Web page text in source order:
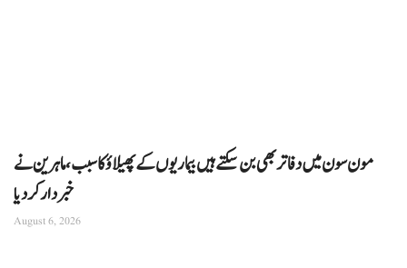
مون سون میں دفاتر بھی بن سکتے ہیں بیماریوں کے پھیلاؤ کا سبب، ماہرین نے
خبردار کر دیا
August 6, 2026